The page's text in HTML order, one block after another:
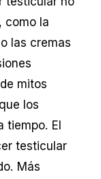
como la
las cremas
mitos
los
tiempo. El
testicular
Más